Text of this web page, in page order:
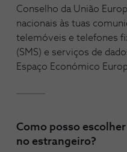
Conselho da União
nacionais às tuas
telemóveis e telefones
(SMS) e serviços de
Espaço Económico
Como posso
no estrangeiro?